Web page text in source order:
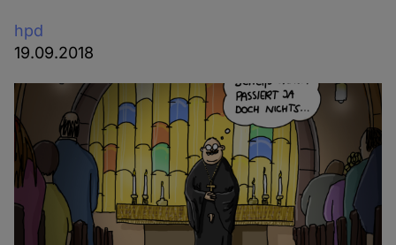
hpd
19.09.2018